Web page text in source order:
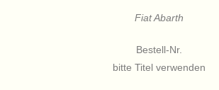
Fiat Abarth
Bestell-Nr.
bitte Titel verwenden